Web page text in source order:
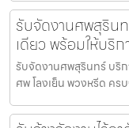
รับจัดงานศพสุริน
เดียว พร้อมให้บริ
รับจัดงานศพสุรินทร์ บริ
ศพ โลงเย็น พวงหรีด คร